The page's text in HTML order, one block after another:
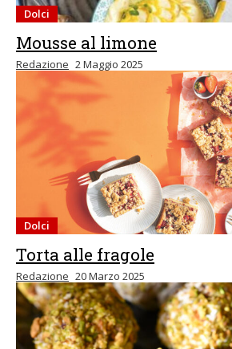
Dolci
Mousse al limone
Redazione 2 Maggio 2025
Dolci
Torta alle fragole
Redazione 20 Marzo 2025